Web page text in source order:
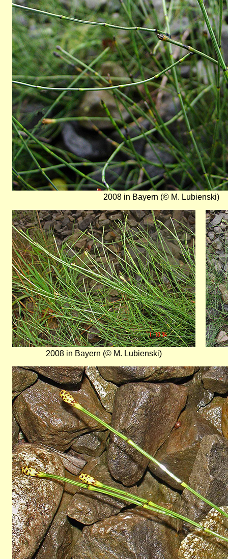
2008 in Bayern (© M. Lubienski)
Bild
2008 in Bayern (© M. Lubienski)
Bild
Bild